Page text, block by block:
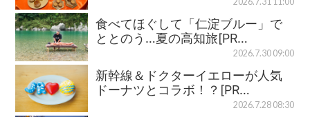
食べてほぐして「仁淀ブルー」で
ととのう…夏の高知旅[PR…
2026.7.30 09:00
新幹線＆ドクターイエローが人気
ドーナツとコラボ！？[PR…
2026.7.28 08:30